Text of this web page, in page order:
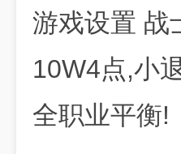
游戏设置 战
10W4点,小
全职业平衡!